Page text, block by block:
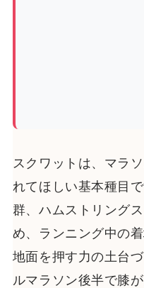
スクワットは、マラ
れてほしい基本種目
群、ハムストリング
め、ランニング中の
地面を押す力の土台
ルマラソン後半で膝